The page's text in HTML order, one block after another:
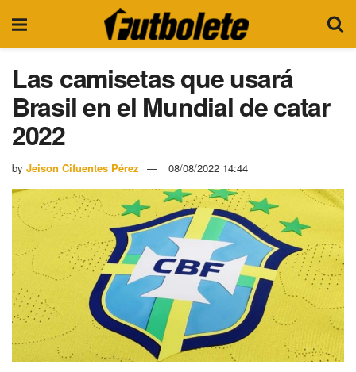
Las camisetas que usará
Brasil en el Mundial de catar
2022
by Jeison Cifuentes Pérez 08/08/2022 14:44